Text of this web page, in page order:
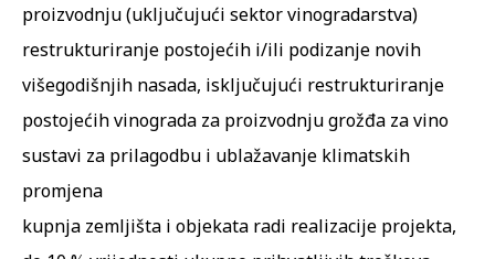
proizvodnju (uključujući sektor vinogradarstva)
restrukturiranje postojećih i/ili podizanje novih
višegodišnjih nasada, isključujući restrukturiranje
postojećih vinograda za proizvodnju grožđa za vino
sustavi za prilagodbu i ublažavanje klimatskih
promjena
kupnja zemljišta i objekata radi realizacije projekta,